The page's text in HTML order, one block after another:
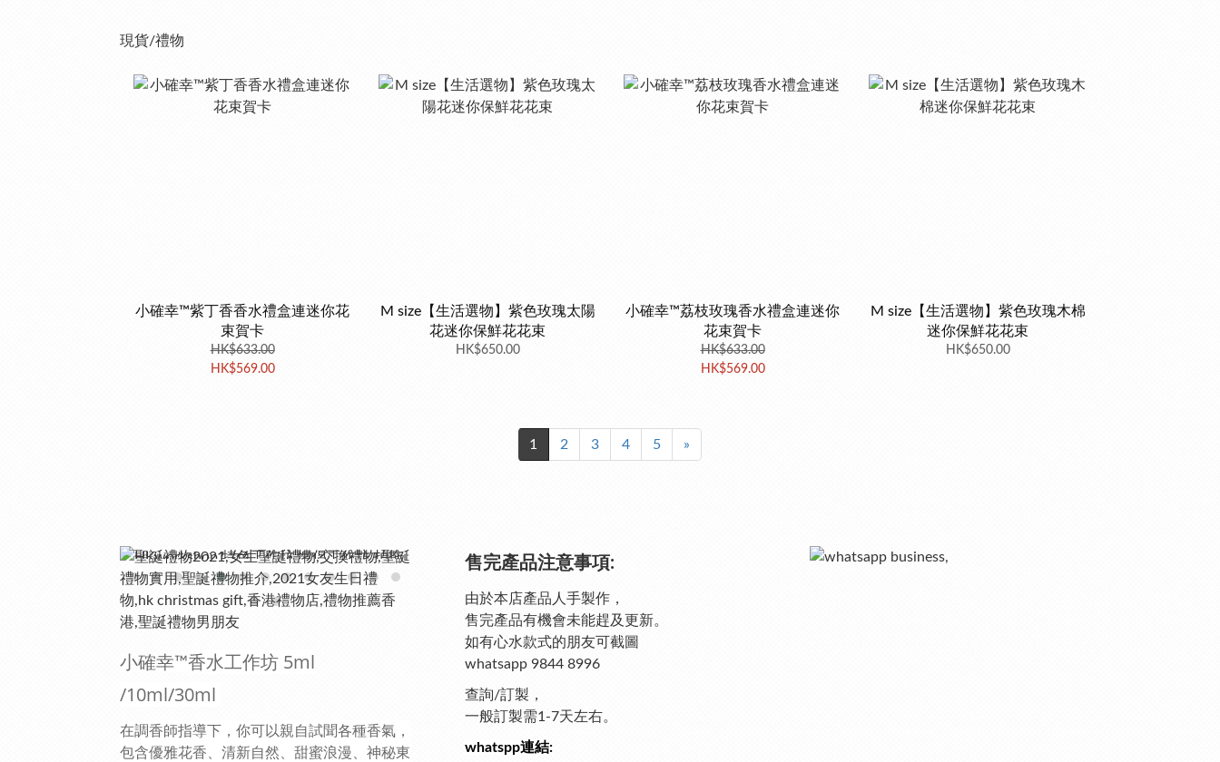
現貨/禮物
小確幸™紫丁香香水禮盒連迷你花
束賀卡
HK$633.00
HK$569.00
M size【生活選物】紫色玫瑰太陽
花迷你保鮮花花束
HK$650.00
小確幸™荔枝玫瑰香水禮盒連迷你
花束賀卡
HK$633.00
HK$569.00
M size【生活選物】紫色玫瑰木棉
迷你保鮮花花束
HK$650.00
1 2 3 4 5 »
小確幸™香水工作坊 5ml
/10ml/30ml
在調香師指導下，你可以親自試聞各種香氣，
包含優雅花香、清新自然、甜蜜浪漫、神秘東
售完產品注意事項:
由於本店產品人手製作，
售完產品有機會未能趕及更新。
如有心水款式的朋友可截圖
whatsapp 9844 8996
查詢/訂製，
一般訂製需1-7天左右。
whatspp連結: